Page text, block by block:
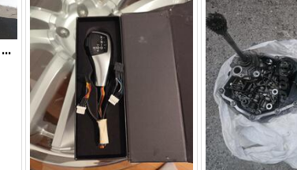
Mjenjači za Automobile - Volkswagen - Polo - 2010